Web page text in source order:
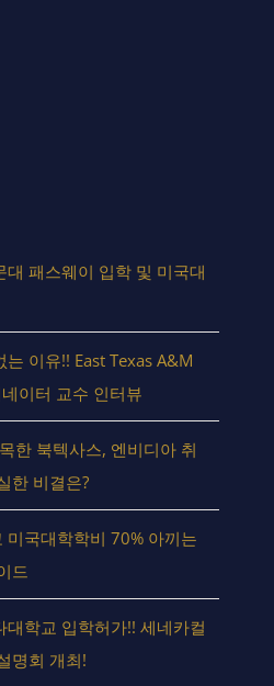
대 패스웨이 입학 및 미국대
이유!! East Texas A&M
이터 교수 인터뷰
한 북텍사스, 엔비디아 취
한 비결은?
미국대학학비 70% 아끼는
드
대학교 입학허가!! 세네카컬
명회 개최!